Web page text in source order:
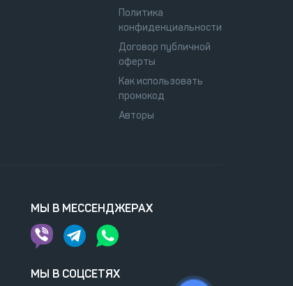
Политика
конфиденциальности
Договор публичной
оферты
Как использовать
промокод
Авторы
МЫ В МЕССЕНДЖЕРАХ
МЫ В СОЦСЕТЯХ